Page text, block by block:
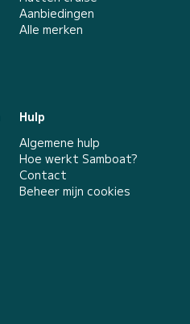
Aanbiedingen
Alle merken
Hulp
Algemene hulp
Hoe werkt Samboat?
Contact
Beheer mijn cookies